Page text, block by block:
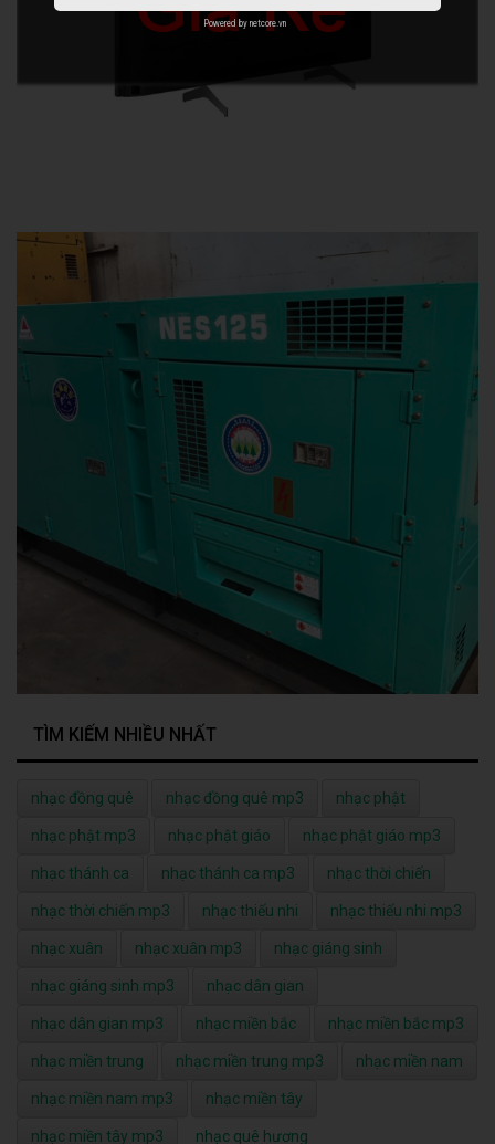
TÌM KIẾM NHIỀU NHẤT
nhạc đồng quê nhạc đồng quê mp3 nhạc phật
nhạc phật mp3 nhạc phật giáo nhạc phật giáo mp3
nhạc thánh ca nhạc thánh ca mp3 nhạc thời chiến
nhạc thời chiến mp3 nhạc thiếu nhi nhạc thiếu nhi mp3
nhạc xuân nhạc xuân mp3 nhạc giáng sinh
nhạc giáng sinh mp3 nhạc dân gian
nhạc dân gian mp3 nhạc miền bắc nhạc miền bắc mp3
nhạc miền trung nhạc miền trung mp3 nhạc miền nam
nhạc miền nam mp3 nhạc miền tây
nhạc miền tây mp3 nhạc quê hương
Powered by netcore.vn